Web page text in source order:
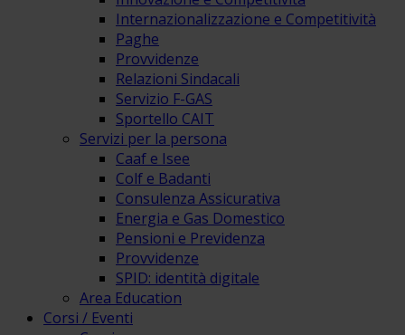
Internazionalizzazione e Competitività
Paghe
Provvidenze
Relazioni Sindacali
Servizio F-GAS
Sportello CAIT
Servizi per la persona
Caaf e Isee
Colf e Badanti
Consulenza Assicurativa
Energia e Gas Domestico
Pensioni e Previdenza
Provvidenze
SPID: identità digitale
Area Education
Corsi / Eventi